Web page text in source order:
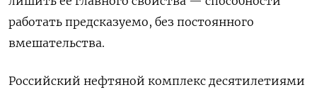
работать предсказуемо, без постоянного
вмешательства.
Российский нефтяной комплекс десятилетиями